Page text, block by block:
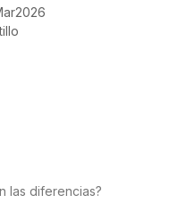
2026
las diferencias?